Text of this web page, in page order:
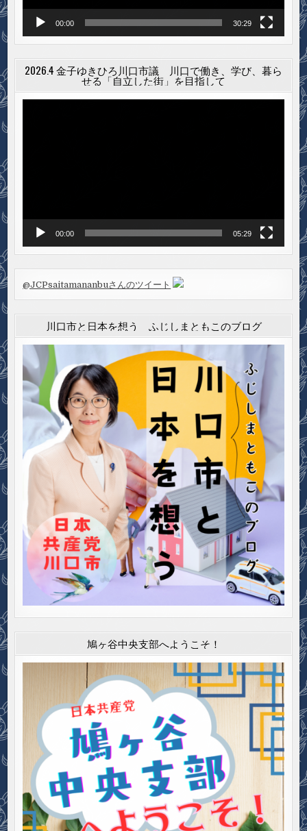
00:00 30:29
2026.4 金子ゆきひろ川口市議 川口で働き、学び、暮ら
せる「自立した街」を目指して
00:00 05:29
@JCPsaitamananbuさんのツイート
川口市と日本を想う ふじしまともこのブログ
鳩ヶ谷中央支部へようこそ！